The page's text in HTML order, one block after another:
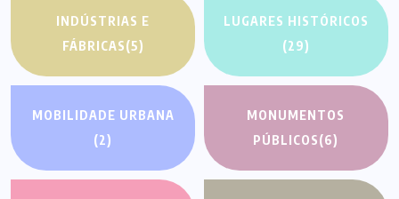
INDÚSTRIAS E
FÁBRICAS(5)
LUGARES HISTÓRICOS
(29)
MOBILIDADE URBANA
(2)
MONUMENTOS
PÚBLICOS(6)